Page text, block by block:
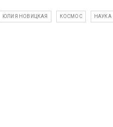
ЮЛИЯ НОВИЦКАЯ КОСМОС НАУКА